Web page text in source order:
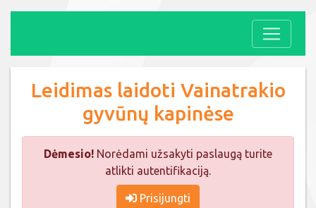
Leidimas laidoti Vainatrakio
gyvūnų kapinėse
Dėmesio! Norėdami užsakyti paslaugą turite
atlikti autentifikaciją.
Prisijungti